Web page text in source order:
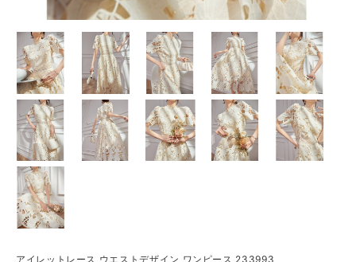
アイレットレース ウエストデザイン ワンピース 233993